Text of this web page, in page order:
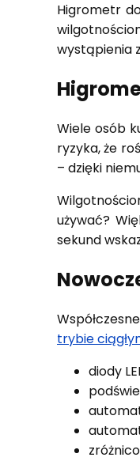
Higrometr
wystąpienia
Wiele osób
ryzyka, że
– dzięki
używać?
sekund
trybie
diody